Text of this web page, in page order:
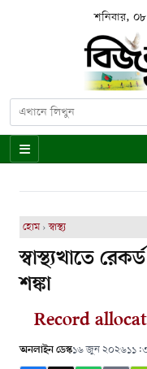
শনিবার,
হোম›স্বাস্থ্য
স্বাস্থ্যখাতে
শঙ্কা
Record
অনলাইন ডেস্ক১৬ জুন ২০২৬